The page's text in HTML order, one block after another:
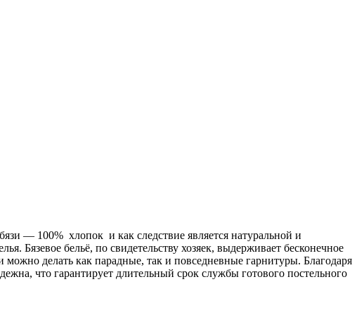
― 100% хлопок и как следствие является натуральной и
Бязевое бельё, по свидетельству хозяек, выдерживает бесконечное
можно делать как парадные, так и повседневные гарнитуры. Благодаря
что гарантирует длительный срок службы готового постельного